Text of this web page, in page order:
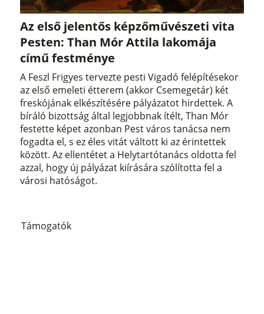
Az első jelentős képzőművészeti vita
Pesten: Than Mór Attila lakomája
című festménye
A Feszl Frigyes tervezte pesti Vigadó felépítésekor
az első emeleti étterem (akkor Csemegetár) két
freskójának elkészítésére pályázatot hirdettek. A
bíráló bizottság által legjobbnak ítélt, Than Mór
festette képet azonban Pest város tanácsa nem
fogadta el, s ez éles vitát váltott ki az érintettek
között. Az ellentétet a Helytartótanács oldotta fel
azzal, hogy új pályázat kiírására szólította fel a
városi hatóságot.
Támogatók